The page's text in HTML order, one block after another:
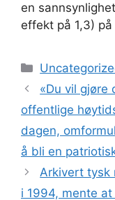
en
effekt på 1,3)
Kategorier
«Du vil gjøre
offentlige
dagen,
å bli en
Arkivert tysk
i 1994, mente